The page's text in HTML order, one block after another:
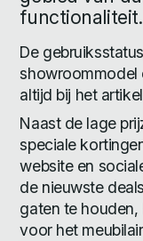
functionaliteit.
De
showroommodel
altijd bij het
Naast de lage
speciale
website en
de nieuwste
gaten te
voor het